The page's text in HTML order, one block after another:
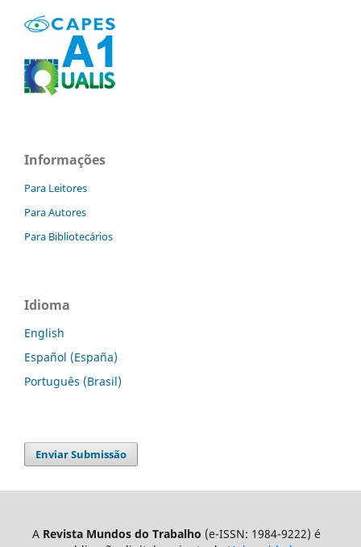
Informações
Para Leitores
Para Autores
Para Bibliotecários
Idioma
English
Español (España)
Português (Brasil)
Enviar Submissão
A Revista Mundos do Trabalho (e-ISSN: 1984-9222) é